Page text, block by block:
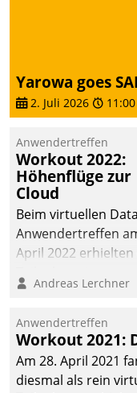
Yarowa goes
2. Juli 2026 11:00
Anwendertreffen
Workout 2022:
Höhenflüge zur
Cloud
Beim virtuellen
Anwendertreffen
April 2022 erhielten
Teilnehmer
Cloud-Strategien
Lösungen mit
Zukunftspotenzial.
Andreas Lerchner
Anwendertreffen
Workout 2021:
Am 28. April 2021
diesmal als rein